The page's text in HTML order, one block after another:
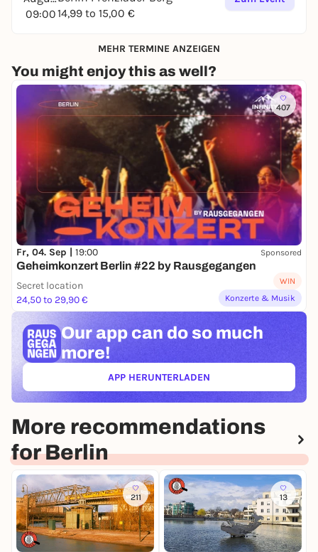
09:0014,99 to 15,00 €
MEHR TERMINE ANZEIGEN
You might enjoy this as well?
407
Fr, 04. Sep | 19:00 Sponsored
Geheimkonzert Berlin #22 by Rausgegangen
Secret location
24,50 to 29,90 €
WIN
Konzerte & Musik
Our app can do so much
more!
APP HERUNTERLADEN(ÖFFNET IN NEUEM TAB)
More recommendations
for Berlin
211 13